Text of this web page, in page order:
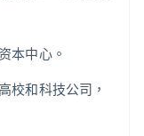
本中心。
校和科技公司，